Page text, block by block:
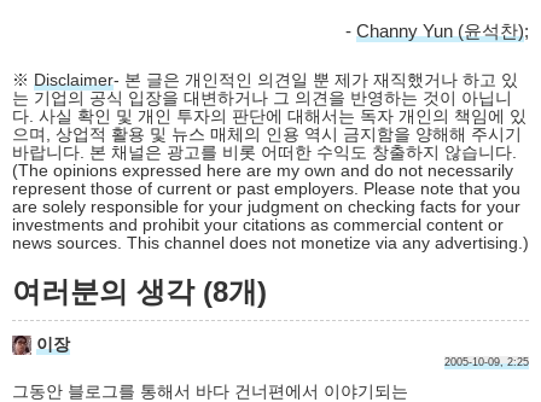
- Channy Yun (윤석찬);
※ Disclaimer- 본 글은 개인적인 의견일 뿐 제가 재직했거나 하고 있
는 기업의 공식 입장을 대변하거나 그 의견을 반영하는 것이 아닙니
다. 사실 확인 및 개인 투자의 판단에 대해서는 독자 개인의 책임에 있
으며, 상업적 활용 및 뉴스 매체의 인용 역시 금지함을 양해해 주시기
바랍니다. 본 채널은 광고를 비롯 어떠한 수익도 창출하지 않습니다.
(The opinions expressed here are my own and do not necessarily
represent those of current or past employers. Please note that you
are solely responsible for your judgment on checking facts for your
investments and prohibit your citations as commercial content or
news sources. This channel does not monetize via any advertising.)
여러분의 생각 (8개)
이장
2005-10-09, 2:25
그동안 블로그를 통해서 바다 건너편에서 이야기되는